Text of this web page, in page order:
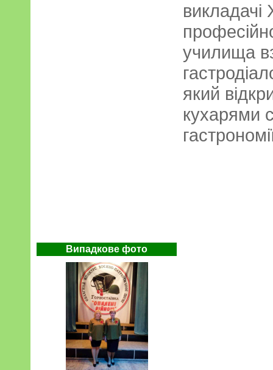
Випадкове фото
викладачі
училища
який
кухарями